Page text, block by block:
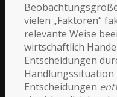
vielen „Faktoren“
relevante Weise
wirtschaftlich
Entscheidungen
Handlungssituation
Entscheidungen